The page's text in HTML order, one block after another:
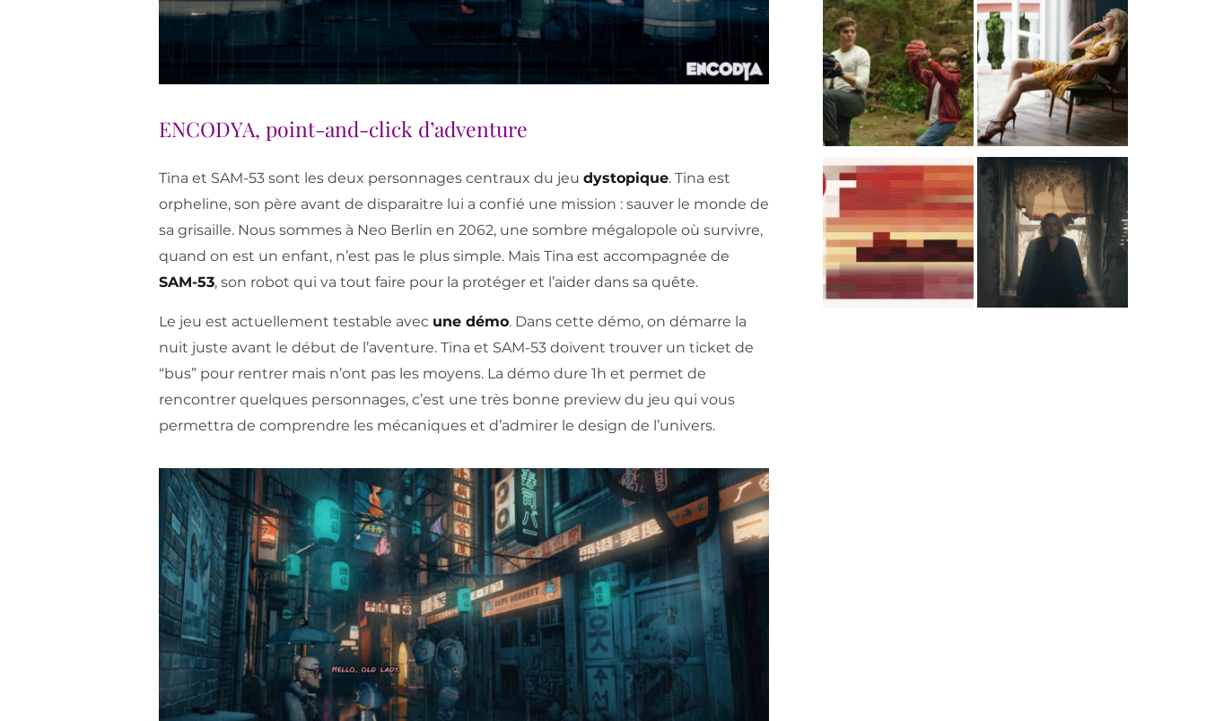
ENCODYA, point-and-click d’adventure
Tina et SAM-53 sont les deux personnages centraux du jeu dystopique. Tina est
orpheline, son père avant de disparaitre lui a confié une mission : sauver le monde de
sa grisaille. Nous sommes à Neo Berlin en 2062, une sombre mégalopole où survivre,
quand on est un enfant, n’est pas le plus simple. Mais Tina est accompagnée de
SAM-53, son robot qui va tout faire pour la protéger et l’aider dans sa quête.
Le jeu est actuellement testable avec une démo. Dans cette démo, on démarre la
nuit juste avant le début de l’aventure. Tina et SAM-53 doivent trouver un ticket de
“bus” pour rentrer mais n’ont pas les moyens. La démo dure 1h et permet de
rencontrer quelques personnages, c’est une très bonne preview du jeu qui vous
permettra de comprendre les mécaniques et d’admirer le design de l’univers.